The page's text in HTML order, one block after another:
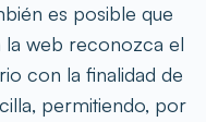
es posible que
la web reconozca el
con la finalidad de
permitiendo, por